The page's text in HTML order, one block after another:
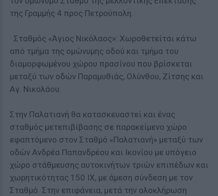
της Γραμμής 4 προς Πετρούπολη.
· Σταθμός «Άγιος Νικόλαος»: Χωροθετείται κάτω
από τμήμα της ομώνυμης οδού και τμήμα του
διαμορφωμένου χώρου πρασίνου που βρίσκεται
μεταξύ των οδών Παραμυθιάς, Ολύνθου, Ζίτσης και
Αγ. Νικολάου.
Στην Παλατιανή θα κατασκευαστεί και ένας
σταθμός μετεπιβίβασης σε παρακείμενο χώρο
εφαπτόμενο στον Σταθμό «Παλατιανή» μεταξύ των
οδών Ανδρέα Παπανδρέου και Ικονίου με υπόγειο
χώρο στάθμευσης αυτοκινήτων τριών επιπέδων και
χωρητικότητας 150 ΙΧ, με άμεση σύνδεση με τον
Σταθμό. Στην επιφάνεια, μετά την ολοκλήρωση